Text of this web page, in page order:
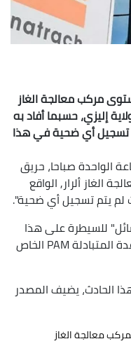
مركب معالجة الغاز
إليزي، حسبما أفاد به
أي ضحية في هذا
الواحدة صباحا، حريق
معالجة الغاز ألرار, الواقع
يتم تسجيل أي ضحية".
للسيطرة على هذا
الحريق، حيث تم تفعيل "مخطط المساعدة المتبادلة PAM الخاص
الحادث، يضيف المصدر
معالجة الغاز